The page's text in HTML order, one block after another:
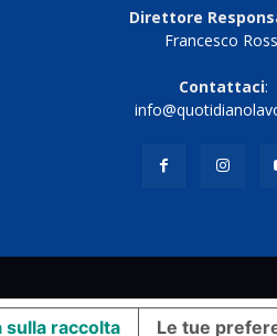
Direttore
Francesco
Contattaci:
sulla raccolta Le tue